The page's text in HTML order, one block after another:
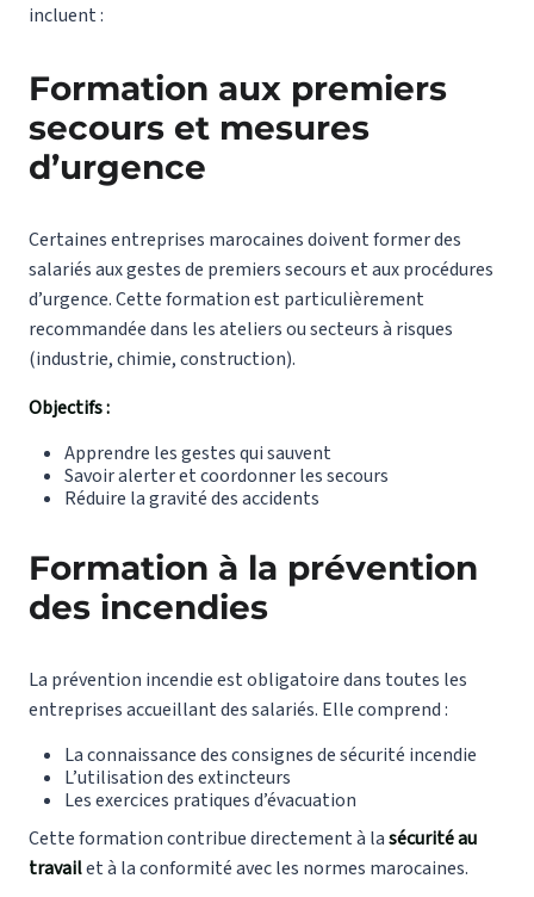
incluent :
Formation aux premiers
secours et mesures
d’urgence
Certaines entreprises marocaines doivent former des
salariés aux gestes de premiers secours et aux procédures
d’urgence. Cette formation est particulièrement
recommandée dans les ateliers ou secteurs à risques
(industrie, chimie, construction).
Objectifs :
Apprendre les gestes qui sauvent
Savoir alerter et coordonner les secours
Réduire la gravité des accidents
Formation à la prévention
des incendies
La prévention incendie est obligatoire dans toutes les
entreprises accueillant des salariés. Elle comprend :
La connaissance des consignes de sécurité incendie
L’utilisation des extincteurs
Les exercices pratiques d’évacuation
Cette formation contribue directement à lasécurité au
travailet à la conformité avec les normes marocaines.